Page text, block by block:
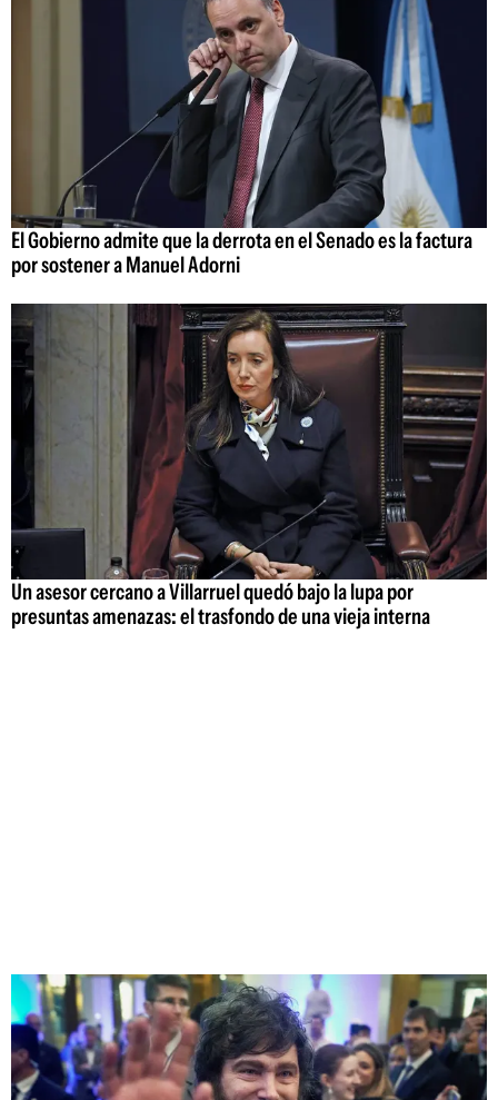
El Gobierno admite que la derrota en el Senado es la factura
por sostener a Manuel Adorni
Un asesor cercano a Villarruel quedó bajo la lupa por
presuntas amenazas: el trasfondo de una vieja interna